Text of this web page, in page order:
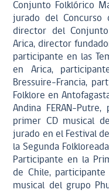
Conjunto Folklórico
jurado del Concurso
director del
Arica, director
participante en las
en Arica,
Bressuire-Francia,
Folklore en
Andina
primer CD musical
jurado en el Festival
la Segunda
Participante en la
de Chile,
musical del grupo